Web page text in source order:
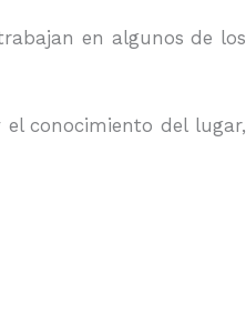
en algunos de los
conocimiento del lugar,